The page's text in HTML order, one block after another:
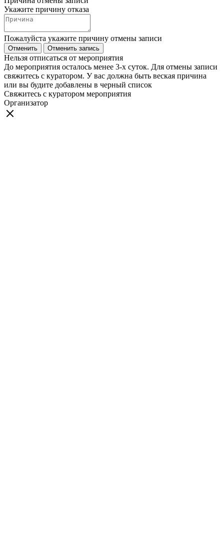
Укажите причину отказа
Пожалуйста укажите причину отмены записи
Отменить Отменить запись
Нельзя отписаться от мероприятия
До мероприятия осталось менее 3-х суток. Для отмены записи
свяжитесь с куратором. У вас должна быть веская причина
или вы будите добавлены в черный список
Свяжитесь с куратором мероприятия
Организатор